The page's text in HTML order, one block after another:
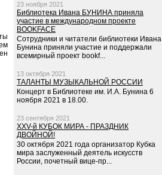
23 ноября 2021
Библиотека Ивана БУНИНА приняла
участие в международном проекте
BOOKFACE
Сотрудники и читатели библиотеки Ивана
Бунина приняли участие и поддержали
всемирный проект bookf...
13 октября 2021
ТАЛАНТЫ МУЗЫКАЛЬНОЙ РОССИИ
Концерт в Библиотеке им. И.А. Бунина 6
ноября 2021 в 18.00.
23 сентября 2021
XXV-й КУБОК МИРА - ПРАЗДНИК
ДВОЙНОЙ!
30 октября 2021 года организатор Кубка
мира заслуженный деятель искусств
России, почетный вице-пр...